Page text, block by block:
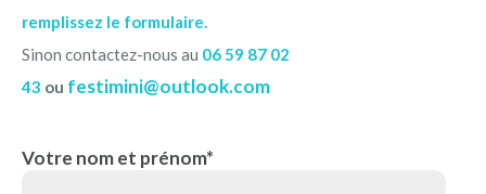
remplissez le formulaire.
Sinon contactez-nous au 06 59 87 02
43 ou festimini@outlook.com
Votre nom et prénom*